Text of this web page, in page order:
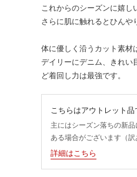
これからのシーズンに嬉し
さらに肌に触れるとひんや
体に優しく沿うカット素材
デイリーにデニム、きれい
ど着回し力は最強です。
こちらはアウトレット品
主にはシーズン落ちの新
ある場合がございます（訳
詳細はこちら